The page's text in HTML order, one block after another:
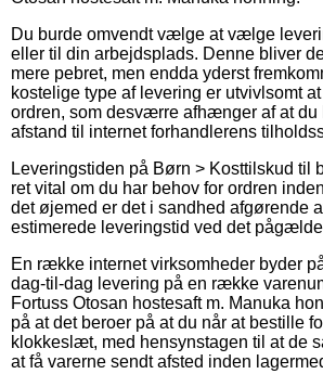
Du burde omvendt vælge at vælge
eller til din arbejdsplads. Denne bliver
mere pebret, men endda yderst
kostelige type af levering er utvivlsomt
ordren, som desværre afhænger af at du
afstand til internet forhandlerens
Leveringstiden på Børn > Kosttilskud til
ret vital om du har behov for ordren
det øjemed er det i sandhed afgørende
estimerede leveringstid ved det
En række internet virksomheder byder
dag-til-dag levering på en række
Fortuss Otosan hostesaft m. Manuka
på at det beroer på at du når at bestille
klokkeslæt, med hensynstagen til at de
at få varerne sendt afsted inden